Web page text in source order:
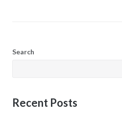
Search
Recent Posts